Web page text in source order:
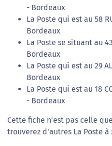
- Bordeaux
La Poste qui est au 58
Bordeaux
La Poste se situant au 43
Bordeaux
La Poste qui est au 29
Bordeaux
La Poste qui est au 18
- Bordeaux
Cette fiche n'est pas celle
trouverez d'autres La Poste à